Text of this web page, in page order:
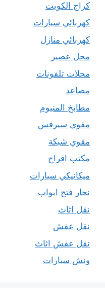
كراج الكويت
كهربائي سيارات
كهربائي منازل
محل عصير
محلات تلفونات
مصاعد
مطابخ المنيوم
مقوي سيرفس
مقوي شبكة
مكتب افراح
ميكانيكي سيارات
نجار فتح ابواب
نقل اثاث
نقل عفش
نقل عفش اثاث
ونش سيارات